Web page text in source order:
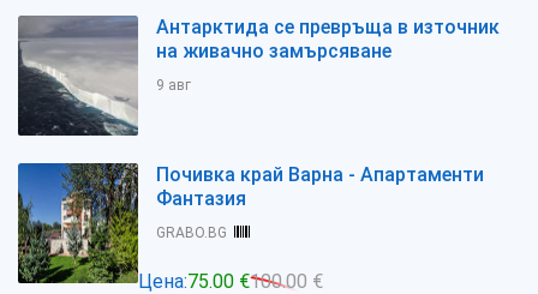
Антарктида се превръща в източник
на живачно замърсяване
9 авг
Почивка край Варна - Апартаменти
Фантазия
GRABO.BG
Цена:75.00 €100.00 €